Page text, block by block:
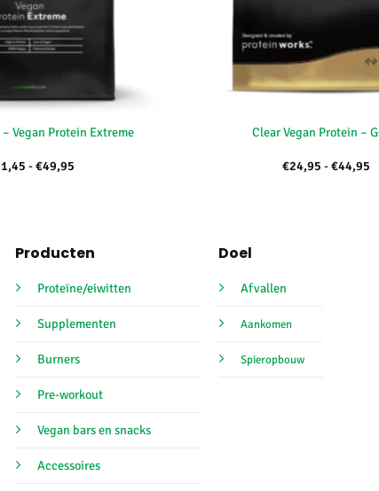
Vegan Protein Extreme
-€49,95Prijsklasse:
Clear Vegan Protein –
€24,95 -€44,95
Producten
Proteïne/eiwitten
Supplementen
Burners
Pre-workout
Vegan bars en snacks
Accessoires
Doel
Afvallen
Aankomen
Spieropbouw